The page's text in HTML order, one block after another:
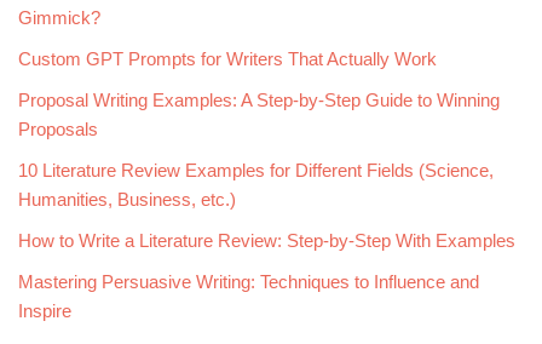
Gimmick?
Custom GPT Prompts for Writers That Actually Work
Proposal Writing Examples: A Step-by-Step Guide to Winning
Proposals
10 Literature Review Examples for Different Fields (Science,
Humanities, Business, etc.)
How to Write a Literature Review: Step-by-Step With Examples
Mastering Persuasive Writing: Techniques to Influence and
Inspire